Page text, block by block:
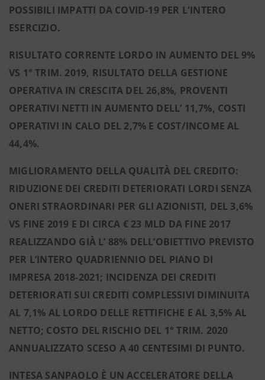
POSSIBILI IMPATTI DA COVID-19 PER L'INTERO
ESERCIZIO.
RISULTATO CORRENTE LORDO IN AUMENTO DEL 9%
VS 1° TRIM. 2019, RISULTATO DELLA GESTIONE
OPERATIVA IN CRESCITA DEL 26,8%, PROVENTI
OPERATIVI NETTI IN AUMENTO DELL’ 11,7%, COSTI
OPERATIVI IN CALO DEL 2,7% E COST/INCOME AL
44,4%.
MIGLIORAMENTO DELLA QUALITÀ DEL CREDITO:
RIDUZIONE DEI CREDITI DETERIORATI LORDI SENZA
ONERI STRAORDINARI PER GLI AZIONISTI, DEL 3,6%
VS FINE 2019 E DI CIRCA € 23 MLD DA FINE 2017
REALIZZANDO GIÀ L’ 88% DELL’OBIETTIVO PREVISTO
PER L’INTERO QUADRIENNIO DEL PIANO DI
IMPRESA 2018-2021; INCIDENZA DEI CREDITI
DETERIORATI SUI CREDITI COMPLESSIVI DIMINUITA
AL 7,1% AL LORDO DELLE RETTIFICHE E AL 3,5% AL
NETTO; COSTO DEL RISCHIO DEL 1° TRIM. 2020
ANNUALIZZATO SCESO A 40 CENTESIMI DI PUNTO.
INTESA SANPAOLO È UN ACCELERATORE DELLA